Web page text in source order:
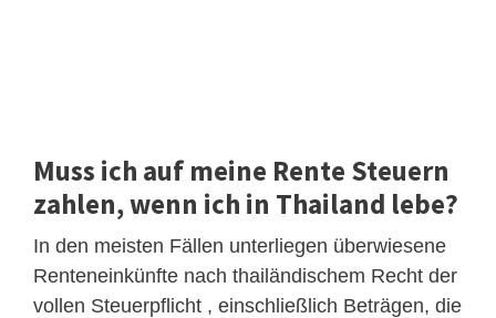
Muss ich auf meine Rente Steuern
zahlen, wenn ich in Thailand lebe?
In den meisten Fällen unterliegen überwiesene
Renteneinkünfte nach thailändischem Recht der
vollen Steuerpflicht , einschließlich Beträgen, die